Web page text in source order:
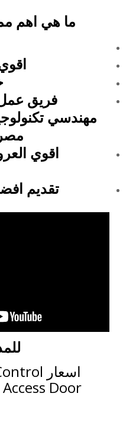
ما هي اهم
فريق
مهندسي
اقوي
تقديم